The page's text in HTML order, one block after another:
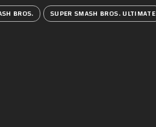
BROS. SUPER SMASH BROS. ULTIMATE